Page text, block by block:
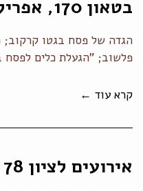
בטאון 170, אפריל 2021
הגדה של פסח בגטו קרקוב;
פלשוב; "הגעלת כלים לפסח
קרא עוד ←
אירועים לציון 78 שנים לחיסול הגטו